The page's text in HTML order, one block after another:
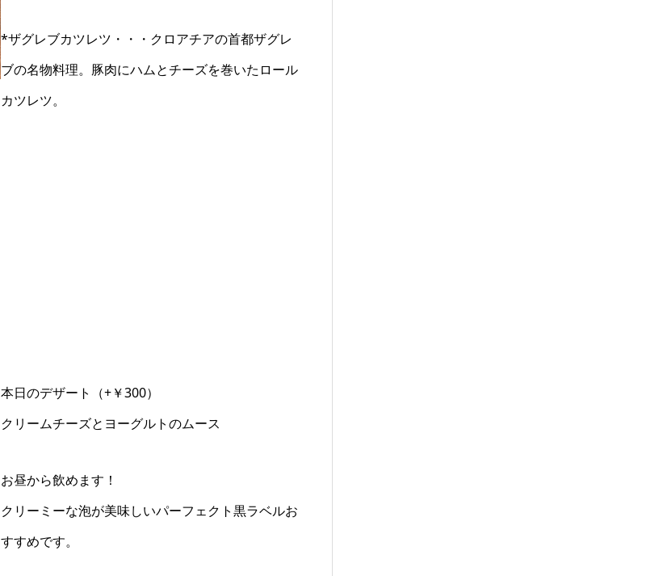
*ザグレブカツレツ・・・クロアチアの首都ザグレ
ブの名物料理。豚肉にハムとチーズを巻いたロール
カツレツ。
本日のデザート（+￥300）
クリームチーズとヨーグルトのムース
お昼から飲めます！
クリーミーな泡が美味しいパーフェクト黒ラベルお
すすめです。